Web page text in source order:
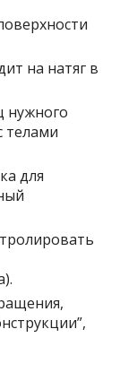
на натяг в
нужного
телами
для